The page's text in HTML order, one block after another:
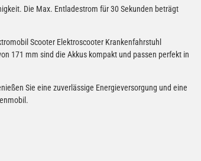
Die Max. Entladestrom für 30 Sekunden beträgt
Scooter Elektroscooter Krankenfahrstuhl
171 mm sind die Akkus kompakt und passen perfekt in
Sie eine zuverlässige Energieversorgung und eine